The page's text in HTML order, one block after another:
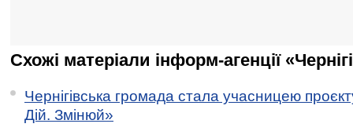
Схожі матеріали інформ-агенції
Чернігівська громада стала учасницею
Дій. Змінюй»